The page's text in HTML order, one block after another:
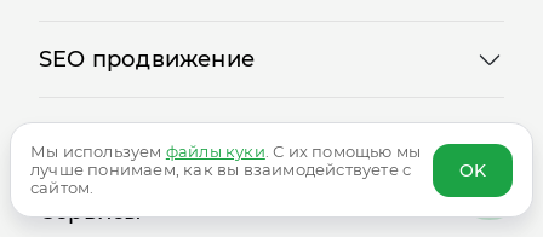
Реклама
Мы используем файлы куки . С их помощью мы
лучше понимаем, как вы взаимодействуете с
сайтом.
OK